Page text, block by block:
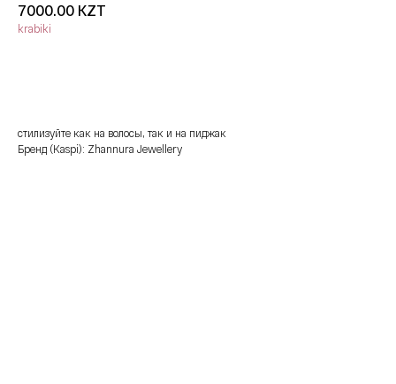
7000.00 KZT
krabiki
стилизуйте как на волосы, так и на пиджак
Бренд (Kaspi): Zhannura Jewellery